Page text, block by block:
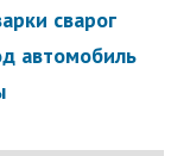
сварог
автомобиль